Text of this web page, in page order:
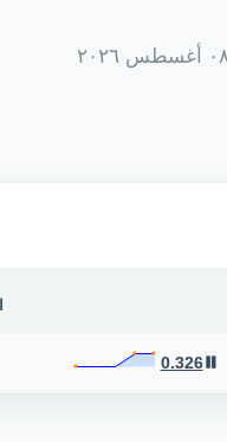
0.326